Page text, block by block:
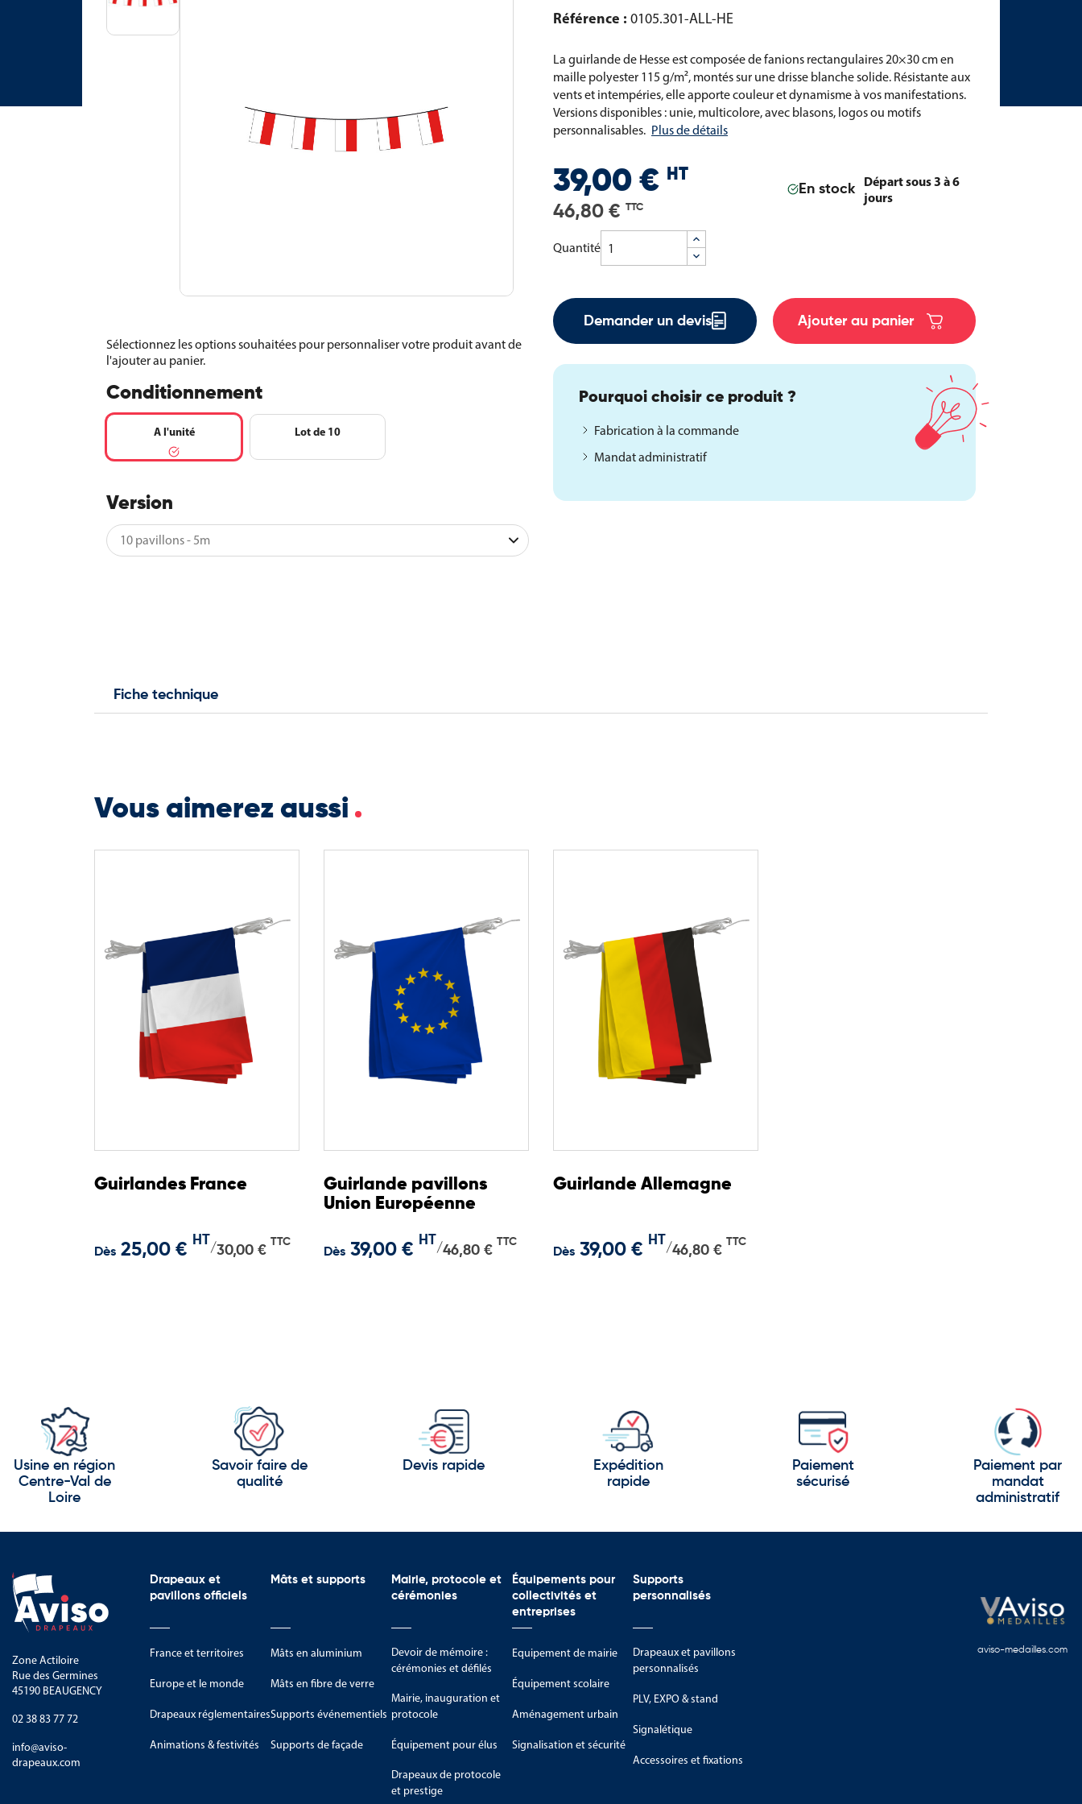
Sélectionnez les options souhaitées pour personnaliser votre produit avant de
l'ajouter au panier.
Conditionnement
A l'unité Lot de 10
Version
Référence : 0105.301-ALL-HE
La guirlande de Hesse est composée de fanions rectangulaires 20×30 cm en
maille polyester 115 g/m², montés sur une drisse blanche solide. Résistante aux
vents et intempéries, elle apporte couleur et dynamisme à vos manifestations.
Versions disponibles : unie, multicolore, avec blasons, logos ou motifs
personnalisables. Plus de détails
39,00 € HT
46,80 € TTC
En stock
Départ sous 3 à 6
jours
Quantité
Demander un devis Ajouter au panier
Pourquoi choisir ce produit ?
Fabrication à la commande
Mandat administratif
Fiche technique
Vous aimerez aussi
Guirlandes France
Dès 25,00 € HT
/30,00 €
TTC
Guirlande pavillons
Union Européenne
Dès 39,00 € HT
/46,80 €
TTC
Guirlande Allemagne
Dès 39,00 € HT
/46,80 €
TTC
Usine en région
Centre-Val de
Loire
Savoir faire de
qualité
Devis rapide
Expédition
rapide
Paiement
sécurisé
Paiement par
mandat
administratif
Zone Actiloire
Rue des Germines
45190 BEAUGENCY
02 38 83 77 72
info@aviso-
drapeaux.com
Drapeaux et
pavillons officiels
France et territoires
Europe et le monde
Drapeaux réglementaires
Animations & festivités
Mâts et supports
Mâts en aluminium
Mâts en fibre de verre
Supports événementiels
Supports de façade
Mairie, protocole et
cérémonies
Devoir de mémoire :
cérémonies et défilés
Mairie, inauguration et
protocole
Équipement pour élus
Drapeaux de protocole
et prestige
Équipements pour
collectivités et
entreprises
Equipement de mairie
Équipement scolaire
Aménagement urbain
Signalisation et sécurité
Supports
personnalisés
Drapeaux et pavillons
personnalisés
PLV, EXPO & stand
Signalétique
Accessoires et fixations
aviso-medailles.com